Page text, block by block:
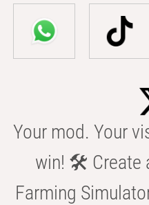
Your mod. Your
win! 🛠️ Create
Farming